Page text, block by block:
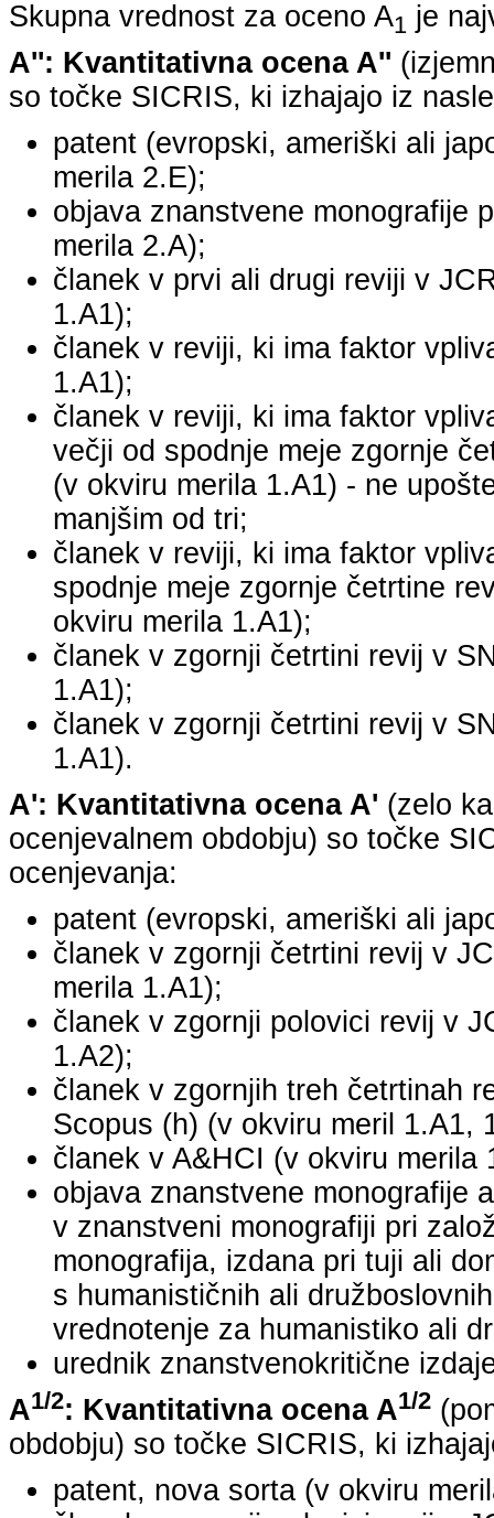
Skupna vrednost za oceno A1 je
A'': Kvantitativna ocena A''
so točke SICRIS, ki izhajajo iz
patent (evropski, ameriški ali
merila 2.E);
objava znanstvene monografije
merila 2.A);
članek v prvi ali drugi reviji v
1.A1);
članek v reviji, ki ima faktor
1.A1);
članek v reviji, ki ima faktor
večji od spodnje meje zgornje
(v okviru merila 1.A1) - ne
manjšim od tri;
članek v reviji, ki ima faktor
spodnje meje zgornje četrtine
okviru merila 1.A1);
članek v zgornji četrtini revij v
1.A1);
članek v zgornji četrtini revij v
1.A1).
A': Kvantitativna ocena A' (zelo
ocenjevalnem obdobju) so točke
ocenjevanja:
patent (evropski, ameriški ali
članek v zgornji četrtini revij v
merila 1.A1);
članek v zgornji polovici revij v
1.A2);
članek v zgornjih treh četrtinah
Scopus (h) (v okviru meril 1.A1,
članek v A&HCI (v okviru merila
objava znanstvene monografije
v znanstveni monografiji pri
monografija, izdana pri tuji ali
s humanističnih ali
vrednotenje za humanistiko ali
urednik znanstvenokritične
A1/2: Kvantitativna ocena A1/2
obdobju) so točke SICRIS, ki
patent, nova sorta (v okviru